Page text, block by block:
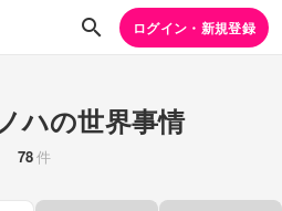
ログイン・新規登録
ハの世界事情
78件